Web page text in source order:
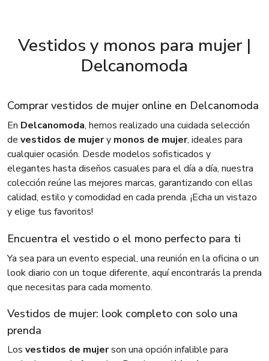
Vestidos y monos para mujer |
Delcanomoda
Comprar vestidos de mujer online en Delcanomoda
En Delcanomoda, hemos realizado una cuidada selección
de vestidos de mujery monos de mujer, ideales para
cualquier ocasión. Desde modelos sofisticados y
elegantes hasta diseños casuales para el día a día, nuestra
colección reúne las mejores marcas, garantizando con ellas
calidad, estilo y comodidad en cada prenda. ¡Echa un vistazo
y elige tus favoritos!
Encuentra el vestido o el mono perfecto para ti
Ya sea para un evento especial, una reunión en la oficina o un
look diario con un toque diferente, aquí encontrarás la prenda
que necesitas para cada momento.
Vestidos de mujer: look completo con solo una
prenda
Los vestidos de mujerson una opción infalible para